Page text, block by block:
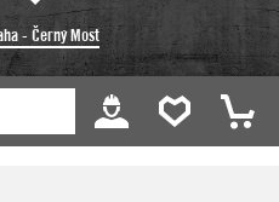
- Černý Most